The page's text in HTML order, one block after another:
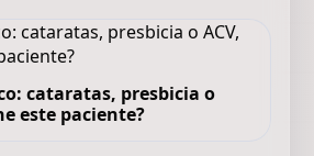
cataratas, presbicia o
este paciente?